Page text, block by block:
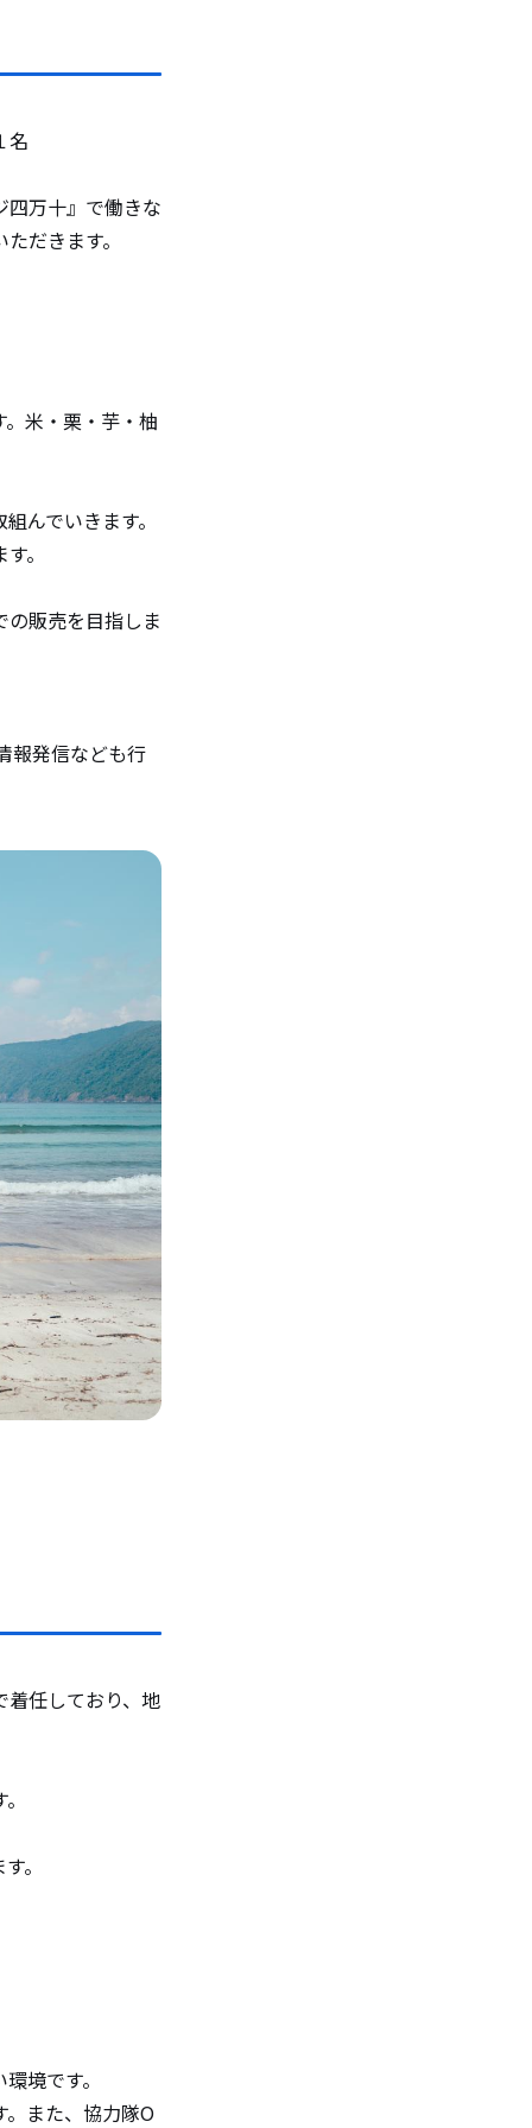
名
四万十』で働きな
だきます。
米・栗・芋・柚
んでいきます。
。
販売を目指しま
報発信なども行
着任しており、地
。
境です。
また、協力隊O